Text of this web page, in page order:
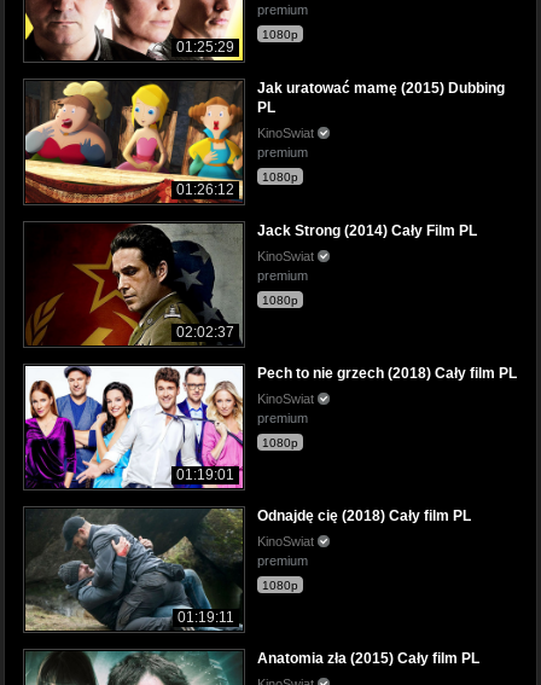
01:25:29
premium
1080p
01:26:12
Jak uratować mamę (2015) Dubbing
PL
KinoSwiat
premium
1080p
02:02:37
Jack Strong (2014) Cały Film PL
KinoSwiat
premium
1080p
01:19:01
Pech to nie grzech (2018) Cały film PL
KinoSwiat
premium
1080p
01:19:11
Odnajdę cię (2018) Cały film PL
KinoSwiat
premium
1080p
Anatomia zła (2015) Cały film PL